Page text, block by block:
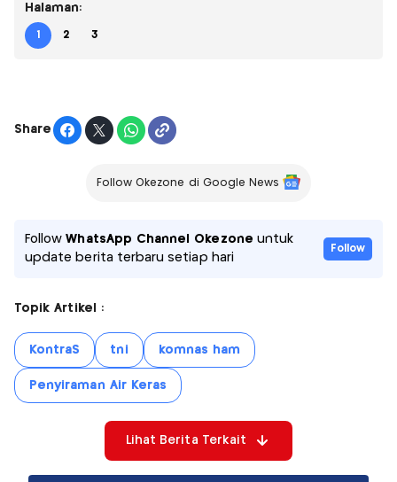
Halaman:
1 2 3
Share
Follow Okezone di Google News
FollowWhatsApp Channel Okezone untuk
update berita terbaru setiap hari
Follow
Topik Artikel :
KontraS tni komnas ham
Penyiraman Air Keras
Lihat Berita Terkait